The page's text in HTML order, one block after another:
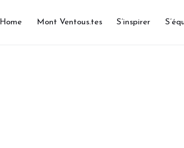
Home Mont Ventous.tes S’inspirer